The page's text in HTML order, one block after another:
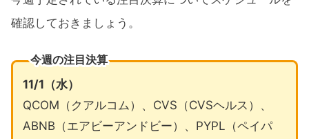
確認しておきましょう。
今週の注目決算
11/1（水）
QCOM（クアルコム）、CVS（CVSヘルス）、
ABNB（エアビーアンドビー）、PYPL（ペイパ